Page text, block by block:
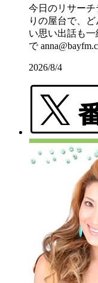
今日のリサー
りの屋台で、
い思い出話も
で
2026/8/4